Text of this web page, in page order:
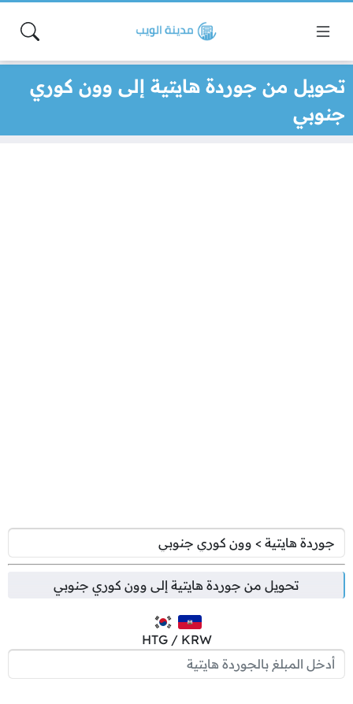
تحويل من جوردة هايتية إلى وون كوري
جنوبي
تحويل من جوردة هايتية إلى وون كوري جنوبي
HTG / KRW